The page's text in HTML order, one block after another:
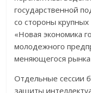
государственной
со стороны
«Новая экономика
молодежного
меняющегося рынка
Отдельные сессии
защиты